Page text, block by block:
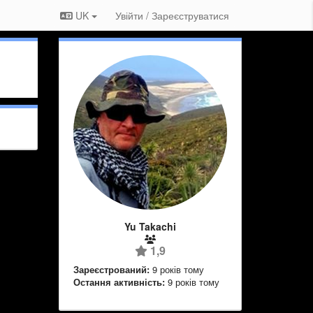
UK Увійти / Зареєструватися
Yu Takachi
1,9
Зареєстрований: 9 років тому
Остання активність: 9 років тому